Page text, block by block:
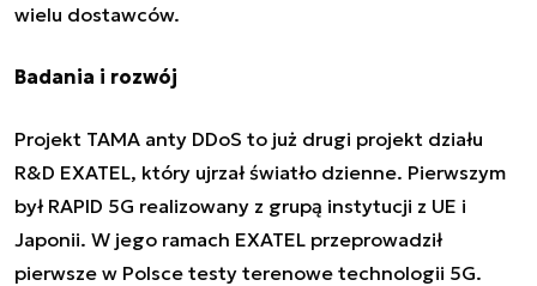
wielu dostawców.
Badania i rozwój
Projekt TAMA anty DDoS to już drugi projekt działu
R&D EXATEL, który ujrzał światło dzienne. Pierwszym
był RAPID 5G realizowany z grupą instytucji z UE i
Japonii. W jego ramach EXATEL przeprowadził
pierwsze w Polsce testy terenowe technologii 5G.